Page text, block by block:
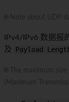
IPv4/IPv6 数据报
及
Payload